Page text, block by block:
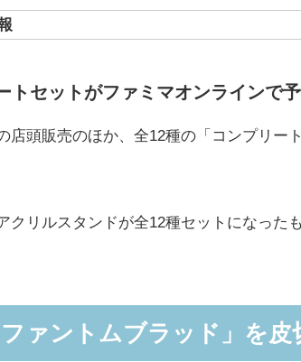
トセットがファミマオンラインで
頭販売のほか、全12種の「コンプリー
リルスタンドが全12種セットになった
ァントムブラッド」を皮